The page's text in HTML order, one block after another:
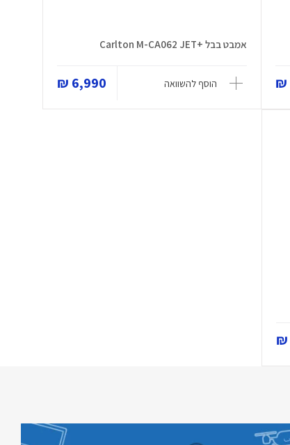
אמבט בבל +Carlton M-CA062 JET
הוסף להשוואה 6,990 ₪